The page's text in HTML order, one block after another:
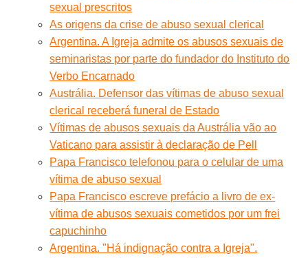
sexual prescritos
As origens da crise de abuso sexual clerical
Argentina. A Igreja admite os abusos sexuais de
seminaristas por parte do fundador do Instituto do
Verbo Encarnado
Austrália. Defensor das vítimas de abuso sexual
clerical receberá funeral de Estado
Vítimas de abusos sexuais da Austrália vão ao
Vaticano para assistir à declaração de Pell
Papa Francisco telefonou para o celular de uma
vítima de abuso sexual
Papa Francisco escreve prefácio a livro de ex-
vítima de abusos sexuais cometidos por um frei
capuchinho
Argentina. "Há indignação contra a Igreja".